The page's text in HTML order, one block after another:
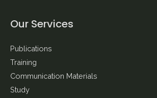
Our Services
Publications
Training
Communication Materials
Study